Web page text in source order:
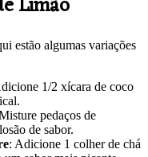
estão algumas variações
1/2 xícara de coco
pedaços de
de sabor.
: Adicione 1 colher de chá